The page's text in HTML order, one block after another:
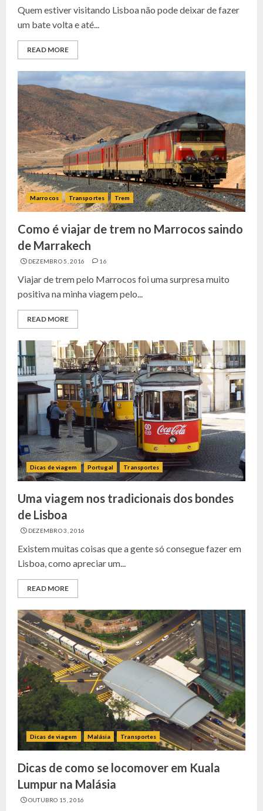
Quem estiver visitando Lisboa não pode deixar de fazer
um bate volta e até...
READ MORE
Marrocos Transportes Trem
Como é viajar de trem no Marrocos saindo
de Marrakech
DEZEMBRO 5, 2016 16
Viajar de trem pelo Marrocos foi uma surpresa muito
positiva na minha viagem pelo...
READ MORE
Dicas de viagem Portugal Transportes
Uma viagem nos tradicionais dos bondes
de Lisboa
DEZEMBRO 3, 2016
Existem muitas coisas que a gente só consegue fazer em
Lisboa, como apreciar um...
READ MORE
Dicas de viagem Malásia Transportes
Dicas de como se locomover em Kuala
Lumpur na Malásia
OUTUBRO 15, 2016